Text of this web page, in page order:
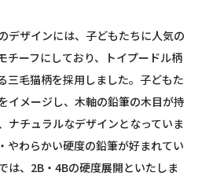
デザインには、子どもたちに人気の
チーフにしており、トイプードル柄
三毛猫柄を採用しました。子どもた
イメージし、木軸の鉛筆の木目が持
ナチュラルなデザインとなっていま
やわらかい硬度の鉛筆が好まれてい
、 2B ・4Bの硬度展開といたしま